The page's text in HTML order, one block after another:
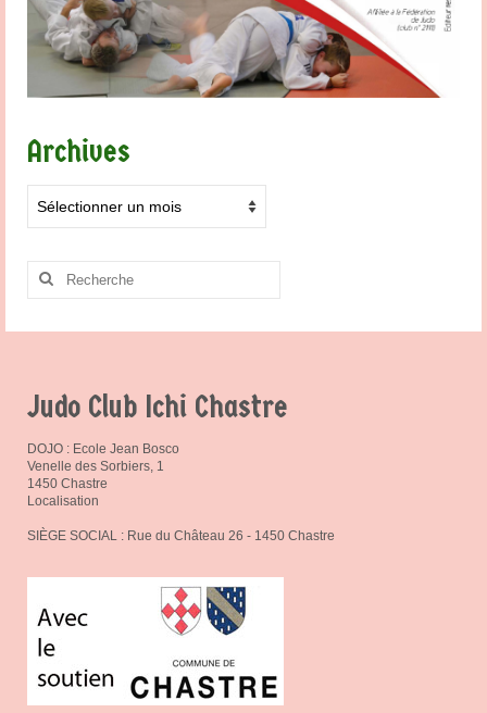
Archives
Rechercher
Judo Club Ichi Chastre
DOJO : Ecole Jean Bosco
Venelle des Sorbiers, 1
1450 Chastre
Localisation
SIÈGE SOCIAL : Rue du Château 26 - 1450 Chastre